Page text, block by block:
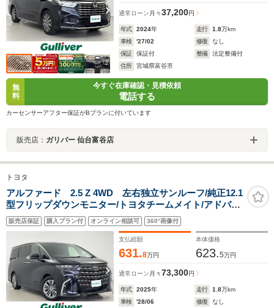
通常ローン 月々37,200円
年式 2024年 走行 1.8万km
車検
'27/02 修復
なし
保証
保証付 整備
法定整備付
住所
宮城県富谷市
無
料
今すぐ在庫確認・見積依頼
電話する
カーセンサーアフター保証がBプランに付いています
販売店： ガリバー 仙台富谷店
トヨタ
アルファード 2.5 Z 4WD 左右独立サンルーフ/純正12.1
型フリップダウンモニター/トヨタチームメイト/アドバン
ストパーク/寒冷地仕様/デジタルミラー/パノラミックビュ
ーモニター/12.3型ディスプレイオーディオナビ/地デジ
販売店保証 購入プラン付 オンライン相談可 360°画像付
支払総額
631.8万円
本体価格
623.5万円
通常ローン 月々73,300円
年式 2025年 走行 1.8万km
車検
'28/06 修復
なし